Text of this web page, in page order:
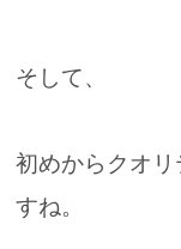
そして、
初めからクオ
すね。